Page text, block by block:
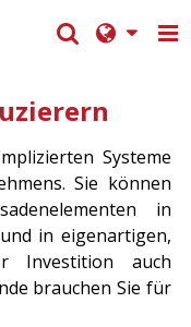
Systeme
Sie können
in
in eigenartigen,
Investition auch
brauchen Sie für